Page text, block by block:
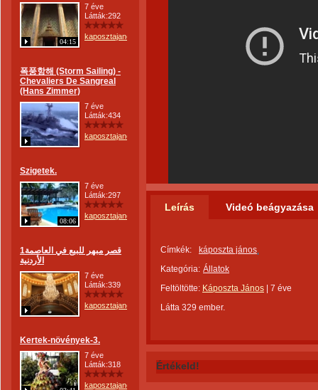
04:15
7 éve
Látták:292
kaposztajanos
폭풍항해 (Storm Sailing) -
Chevaliers De Sangreal
(Hans Zimmer)
7 éve
Látták:434
kaposztajanos
Szigetek.
08:06
7 éve
Látták:297
kaposztajanos
1قصر مبهر للبيع في العاصمة
الأردنية
7 éve
Látták:339
kaposztajanos
Kertek-növények-3.
7 éve
Látták:318
kaposztajanos
Leírás Videó beágyazása
Címkék:
káposzta jános
Kategória: Állatok
Feltöltötte: Káposzta János
7 éve
Látta 329 ember.
Értékeld!